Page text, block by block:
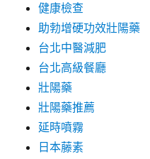
健康檢查
助勃增硬功效壯陽藥
台北中醫減肥
台北高級餐廳
壯陽藥
壯陽藥推薦
延時噴霧
日本藤素